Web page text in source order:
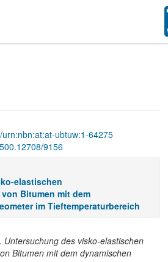
ubtuw:1-64275
9156
elastischen
Bitumen mit dem
im Tieftemperaturbereich
Untersuchung des visko-elastischen
Bitumen mit dem dynamischen